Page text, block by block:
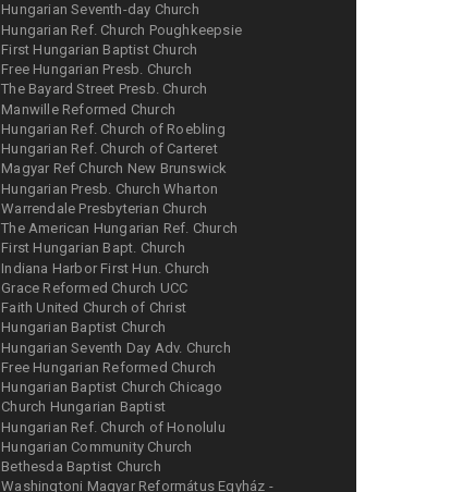
Hungarian Seventh-day Church
Hungarian Ref. Church Poughkeepsie
First Hungarian Baptist Church
Free Hungarian Presb. Church
The Bayard Street Presb. Church
Manwille Reformed Church
Hungarian Ref. Church of Roebling
Hungarian Ref. Church of Carteret
Magyar Ref Church New Brunswick
Hungarian Presb. Church Wharton
Warrendale Presbyterian Church
The American Hungarian Ref. Church
First Hungarian Bapt. Church
Indiana Harbor First Hun. Church
Grace Reformed Church UCC
Faith United Church of Christ
Hungarian Baptist Church
Hungarian Seventh Day Adv. Church
Free Hungarian Reformed Church
Hungarian Baptist Church Chicago
Church Hungarian Baptist
Hungarian Ref. Church of Honolulu
Hungarian Community Church
Bethesda Baptist Church
Washingtoni Magyar Református Egyház -